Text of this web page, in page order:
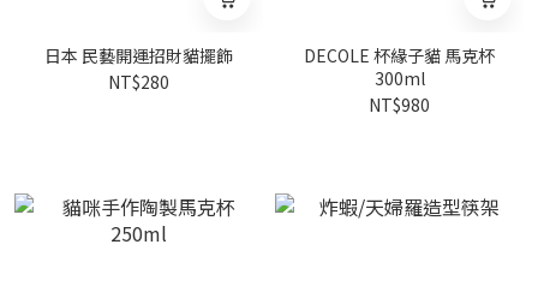
日本 民藝開運招財貓擺飾
NT$280
DECOLE 杯緣子貓 馬克杯
300ml
NT$980